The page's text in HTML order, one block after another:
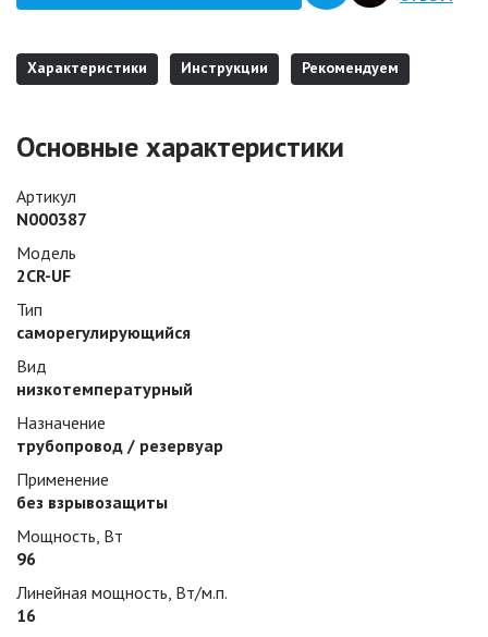
Характеристики Инструкции Рекомендуем
Основные характеристики
Артикул
N000387
Модель
2CR-UF
Тип
саморегулирующийся
Вид
низкотемпературный
Назначение
трубопровод / резервуар
Применение
без взрывозащиты
Мощность, Вт
96
Линейная мощность, Вт/м.п.
16